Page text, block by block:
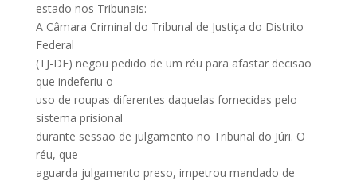
estado nos Tribunais:
A Câmara Criminal do Tribunal de Justiça do Distrito
Federal
(TJ-DF) negou pedido de um réu para afastar decisão
que indeferiu o
uso de roupas diferentes daquelas fornecidas pelo
sistema prisional
durante sessão de julgamento no Tribunal do Júri. O
réu, que
aguarda julgamento preso, impetrou mandado de